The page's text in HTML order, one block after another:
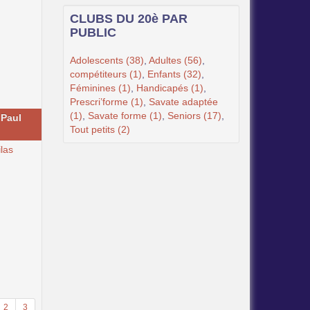
2 3
CLUBS DU 20è PAR
PUBLIC
Adolescents (38) Adultes (56)
compétiteurs (1)
Enfants (32)
Féminines (1)
Handicapés (1)
Prescri’forme (1)
Savate adaptée
(1)
Savate forme (1) Seniors (17)
Tout petits (2)